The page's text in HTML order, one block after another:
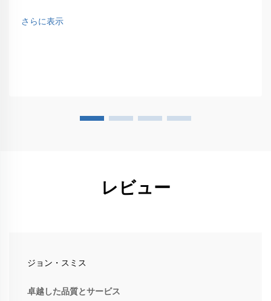
ょう。詳しくはこちら。
さらに表示
レビュー
ジョン・スミス
卓越した品質とサービス